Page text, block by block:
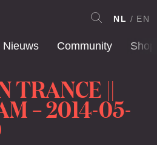
Nieuws Community Shop
NL EN
TRANCE ||
– 2014-05-